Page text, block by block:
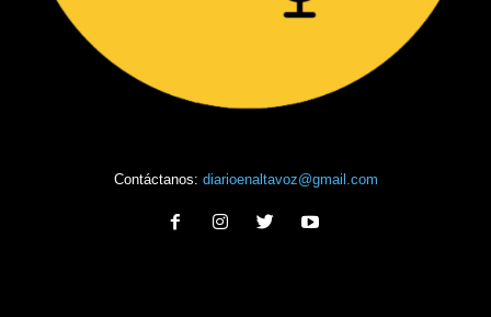
Contáctanos: diarioenaltavoz@gmail.com